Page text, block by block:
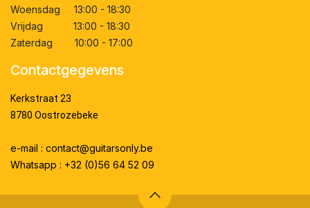
Woensdag 13:00 - 18:30
Vrijdag 13:00 - 18:30
Zaterdag 10:00 - 17:00
Contactgegevens
Kerkstraat 23
8780 Oostrozebeke
e-mail : contact@guitarsonly.be
Whatsapp : +32 (0)56 64 52 09